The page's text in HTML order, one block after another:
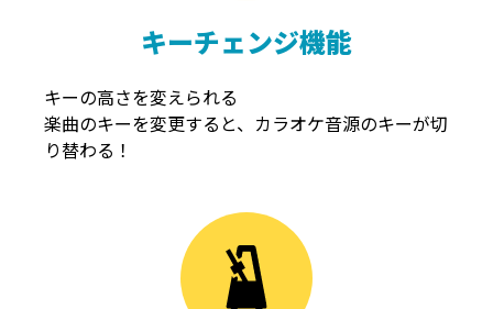
キーチェンジ機能
キーの高さを変えられる
楽曲のキーを変更すると、カラオケ音源のキーが切
り替わる！